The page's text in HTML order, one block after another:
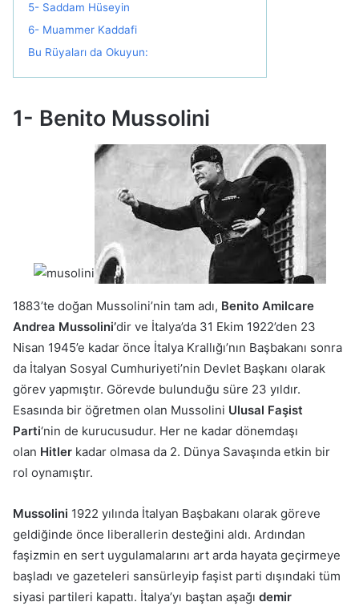
5- Saddam Hüseyin
6- Muammer Kaddafi
Bu Rüyaları da Okuyun:
1- Benito Mussolini
1883’te doğan Mussolini’nin tam adı, Benito Amilcare
Andrea Mussolini’dir ve İtalya’da 31 Ekim 1922’den 23
Nisan 1945’e kadar önce İtalya Krallığı’nın Başbakanı sonra
da İtalyan Sosyal Cumhuriyeti’nin Devlet Başkanı olarak
görev yapmıştır. Görevde bulunduğu süre 23 yıldır.
Esasında bir öğretmen olan Mussolini Ulusal Faşist
Parti‘nin de kurucusudur. Her ne kadar dönemdaşı
olan Hitler kadar olmasa da 2. Dünya Savaşında etkin bir
rol oynamıştır.
Mussolini 1922 yılında İtalyan Başbakanı olarak göreve
geldiğinde önce liberallerin desteğini aldı. Ardından
faşizmin en sert uygulamalarını art arda hayata geçirmeye
başladı ve gazeteleri sansürleyip faşist parti dışındaki tüm
siyasi partileri kapattı. İtalya’yı baştan aşağı demir